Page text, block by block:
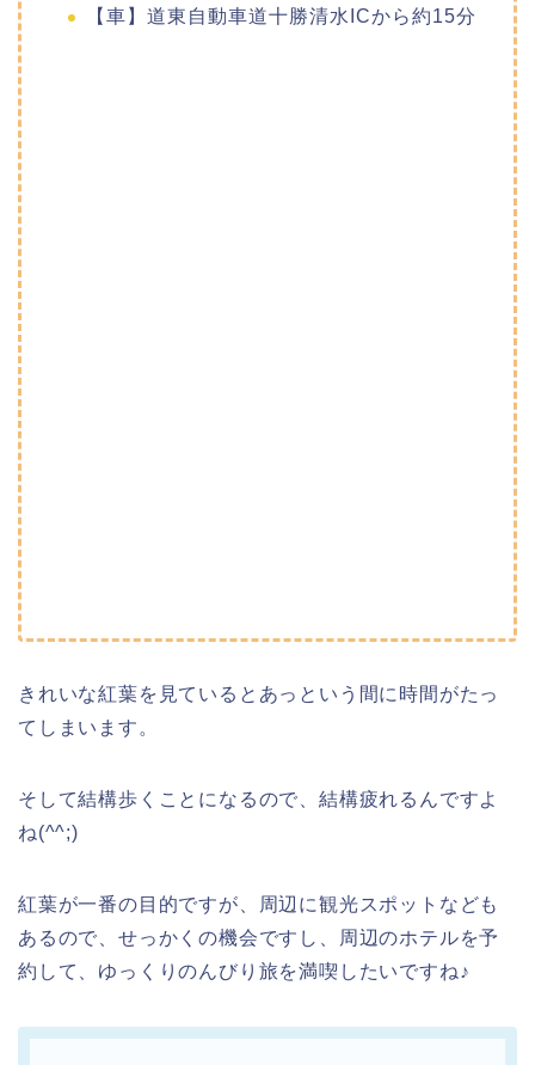
【車】道東自動車道十勝清水ICから約15分
きれいな紅葉を見ているとあっという間に時間がたっ
てしまいます。
そして結構歩くことになるので、結構疲れるんですよ
ね(^^;)
紅葉が一番の目的ですが、周辺に観光スポットなども
あるので、せっかくの機会ですし、周辺のホテルを予
約して、ゆっくりのんびり旅を満喫したいですね♪